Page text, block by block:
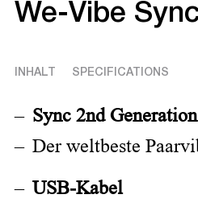
We-Vibe
INHALT SPECIFICATIONS
Sync 2nd Generation
Der weltbeste
USB-Kabel